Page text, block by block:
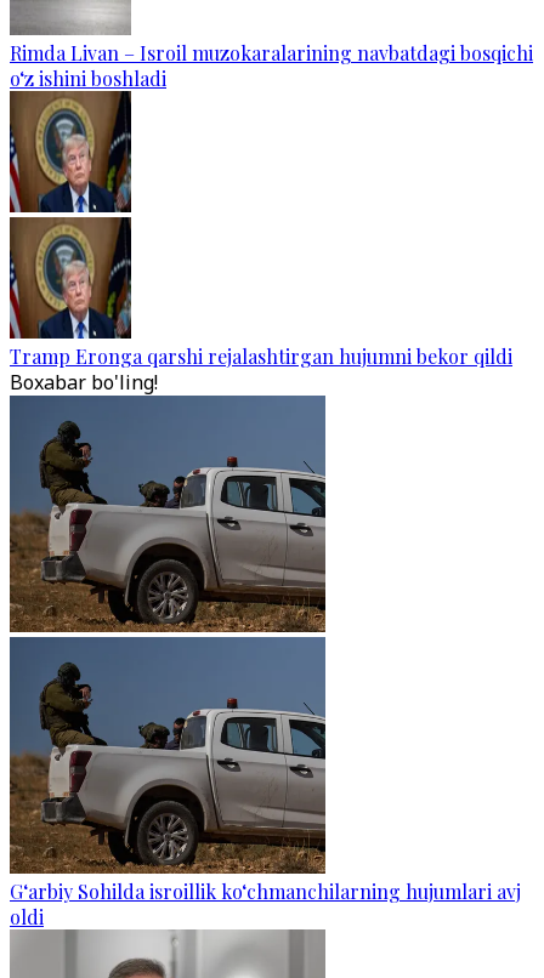
Rimda Livan – Isroil muzokaralarining navbatdagi bosqichi
o‘z ishini boshladi
Tramp Eronga qarshi rejalashtirgan hujumni bekor qildi
Boxabar bo'ling!
G‘arbiy Sohilda isroillik ko‘chmanchilarning hujumlari avj
oldi